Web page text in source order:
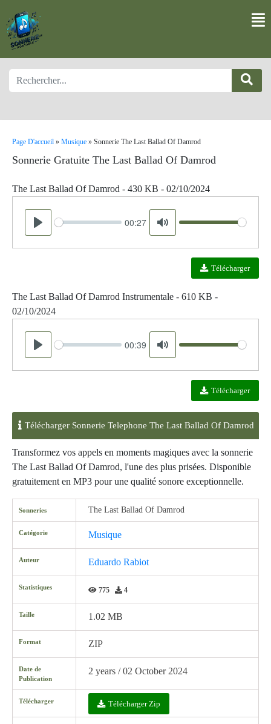
Page D'accueil » Musique » Sonnerie The Last Ballad Of Damrod
Sonnerie Gratuite The Last Ballad Of Damrod
The Last Ballad Of Damrod - 430 KB - 02/10/2024
Play
Seek 00:27
Mute
Volume
Télécharger
The Last Ballad Of Damrod Instrumentale - 610 KB -
02/10/2024
Play
Seek 00:39
Mute
Volume
Télécharger
Télécharger Sonnerie Telephone The Last Ballad Of Damrod
Transformez vos appels en moments magiques avec la sonnerie
The Last Ballad Of Damrod, l'une des plus prisées. Disponible
gratuitement en MP3 pour une qualité sonore exceptionnelle.
Sonneries The Last Ballad Of Damrod
Catégorie Musique
Auteur Eduardo Rabiot
Statistiques 775 4
Taille 1.02 MB
Format ZIP
Date de
Publication
2 years / 02 October 2024
Télécharger Télécharger Zip